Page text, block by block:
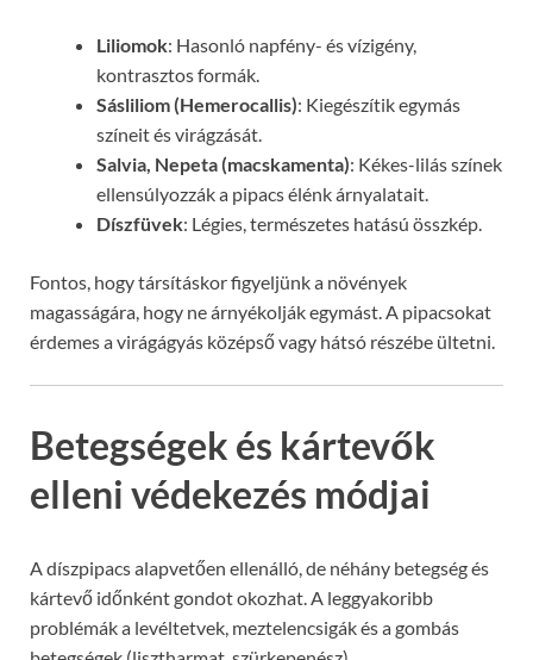
Liliomok: Hasonló napfény- és vízigény,
kontrasztos formák.
Sásliliom (Hemerocallis): Kiegészítik egymás
színeit és virágzását.
Salvia, Nepeta (macskamenta): Kékes-lilás színek
ellensúlyozzák a pipacs élénk árnyalatait.
Díszfüvek: Légies, természetes hatású összkép.
Fontos, hogy társításkor figyeljünk a növények
magasságára, hogy ne árnyékolják egymást. A pipacsokat
érdemes a virágágyás középső vagy hátsó részébe ültetni.
Betegségek és kártevők
elleni védekezés módjai
A díszpipacs alapvetően ellenálló, de néhány betegség és
kártevő időnként gondot okozhat. A leggyakoribb
problémák a levéltetvek, meztelencsigák és a gombás